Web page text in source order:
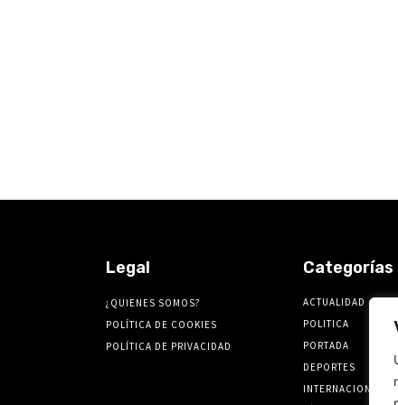
Legal
¿QUIENES SOMOS?
POLÍTICA DE COOKIES
POLÍTICA DE PRIVACIDAD
Categorías
ACTUALIDAD
POLITICA
PORTADA
DEPORTES
INTERNACIONALES